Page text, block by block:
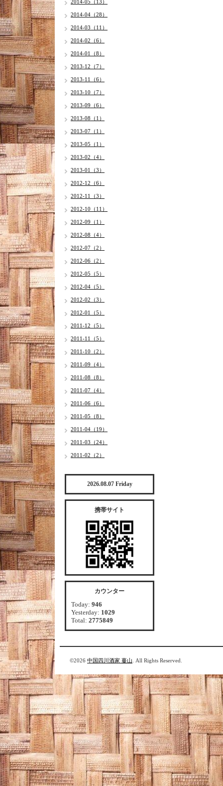
2014-05（13）
2014-04（28）
2014-03（11）
2014-02（6）
2014-01（8）
2013-12（7）
2013-11（6）
2013-10（7）
2013-09（6）
2013-08（1）
2013-07（1）
2013-05（1）
2013-02（4）
2013-01（3）
2012-12（6）
2012-11（3）
2012-10（11）
2012-09（1）
2012-08（4）
2012-07（2）
2012-06（2）
2012-05（5）
2012-04（5）
2012-02（3）
2012-01（5）
2011-12（5）
2011-11（5）
2011-10（2）
2011-09（4）
2011-08（8）
2011-07（4）
2011-06（6）
2011-05（8）
2011-04（19）
2011-03（24）
2011-02（2）
2026.08.07 Friday
携帯サイト
カウンター
Today: 946
Yesterday: 1029
Total: 2775849
©2026 中国四川酒家 蔓山 . All Rights Reserved.